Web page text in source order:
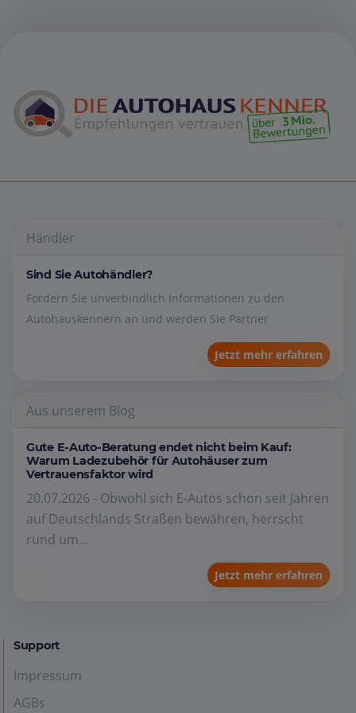
Händler
Sind Sie Autohändler?
Fordern Sie unverbindlich Informationen zu den
Autohauskennern an und werden Sie Partner
Jetzt mehr erfahren
Aus unserem Blog
Gute E-Auto-Beratung endet nicht beim Kauf:
Warum Ladezubehör für Autohäuser zum
Vertrauensfaktor wird
20.07.2026 - Obwohl sich E-Autos schon seit Jahren
auf Deutschlands Straßen bewähren, herrscht
rund um...
Jetzt mehr erfahren
Support
Impressum
AGBs